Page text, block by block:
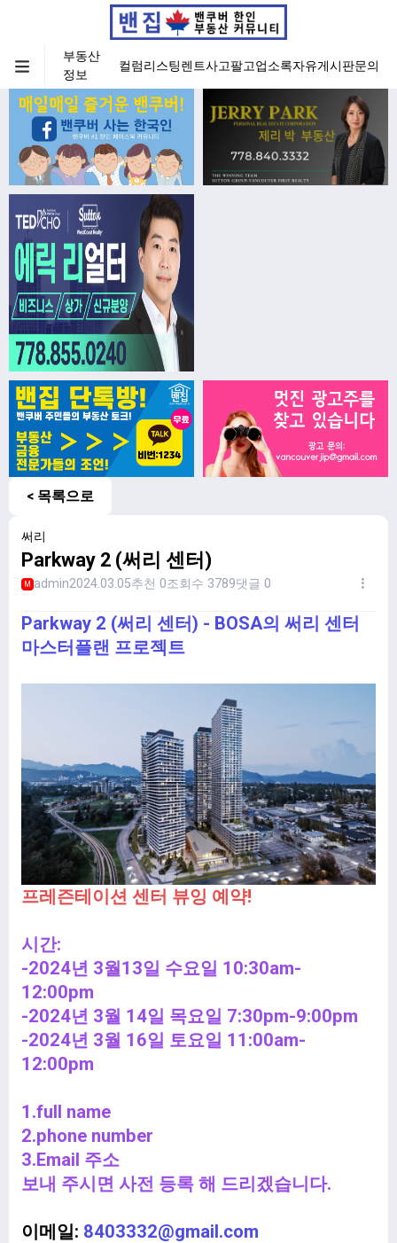
부동산
정보
컬럼리스팅렌트사고팔고업소록자유게시판문의
< 목록으로
써리
Parkway 2 (써리 센터)
M admin2024.03.05추천 0조회수 3789댓글 0
Parkway 2 (써리 센터) - BOSA의 써리 센터
마스터플랜 프로젝트
프레즌테이션 센터 뷰잉 예약!
시간:
-2024년 3월13일 수요일 10:30am-
12:00pm
-2024년 3월 14일 목요일 7:30pm-9:00pm
-2024년 3월 16일 토요일 11:00am-
12:00pm
1.full name
2.phone number
3.Email 주소
보내 주시면 사전 등록 해 드리겠습니다.
이메일: 8403332@gmail.com